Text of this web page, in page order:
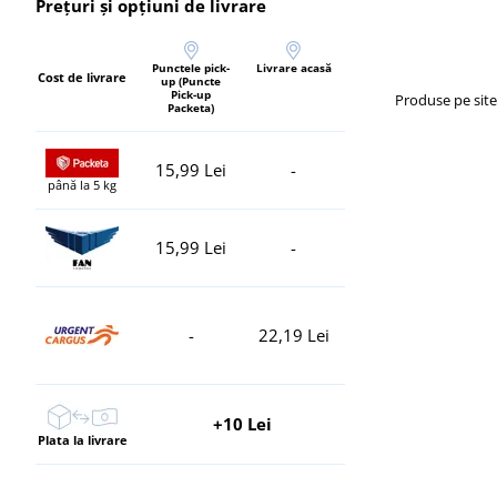
Prețuri și opțiuni de livrare
Cost de livrare
Punctele pick-
up (Puncte
Pick-up
Packeta)
Livrare acasă
până la 5 kg
15,99 Lei -
15,99 Lei -
- 22,19 Lei
Plata la livrare
+10 Lei
Produse pe